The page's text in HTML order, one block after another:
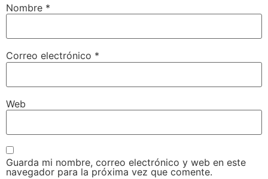
Nombre *
Correo electrónico *
Web
Guarda mi nombre, correo electrónico y web en este
navegador para la próxima vez que comente.